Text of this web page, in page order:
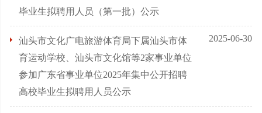
毕业生拟聘用人员（第一批）公示
汕头市文化广电旅游体育局下属汕头市体
育运动学校、汕头市文化馆等2家事业单位
参加广东省事业单位2025年集中公开招聘
高校毕业生拟聘用人员公示
2025-06-30